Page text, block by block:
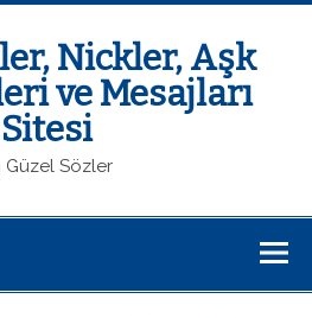
Nickler, Aşk
ve Mesajları
Sitesi
Güzel Sözler